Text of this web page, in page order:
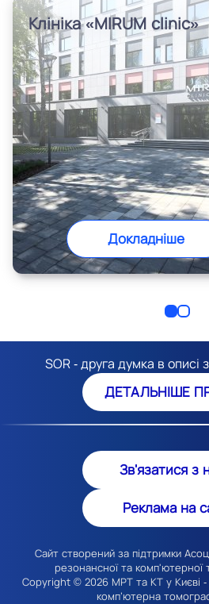
Клініка «MIRUM clinic»
Докладніше
SOR - друга думка в описі
ДЕТАЛЬНІШЕ
Зв'язатися з
Реклама на
Сайт створений за підтримки
резонансної та комп'ютерної
Copyright © 2026 МРТ та КТ у Києві
комп’ютерна